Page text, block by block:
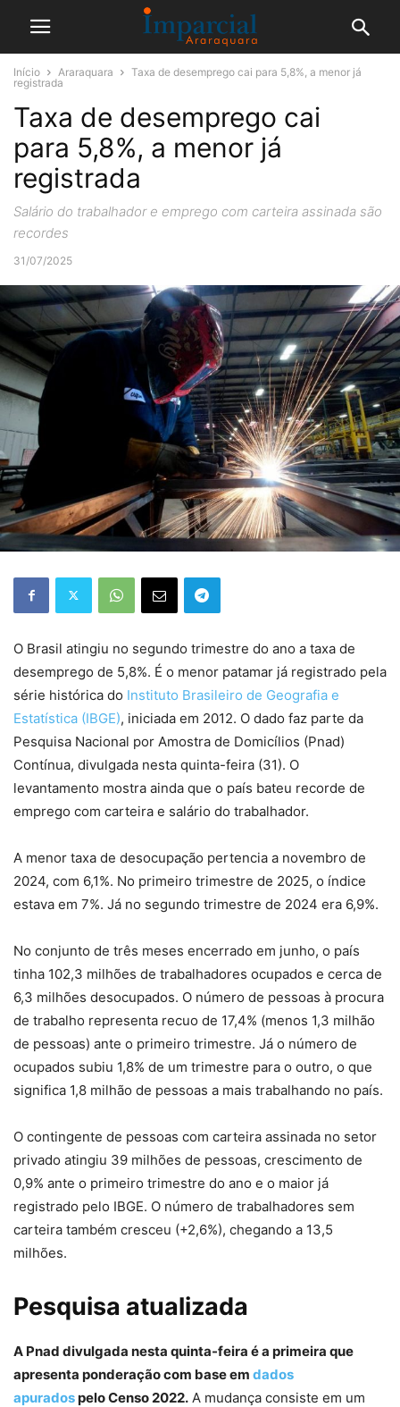
Início Araraquara
Taxa de desemprego cai para 5,8%, a menor já
registrada
Taxa de desemprego cai
para 5,8%, a menor já
registrada
Salário do trabalhador e emprego com carteira assinada são
recordes
31/07/2025
O Brasil atingiu no segundo trimestre do ano a taxa de
desemprego de 5,8%. É o menor patamar já registrado pela
série histórica do Instituto Brasileiro de Geografia e
Estatística (IBGE), iniciada em 2012. O dado faz parte da
Pesquisa Nacional por Amostra de Domicílios (Pnad)
Contínua, divulgada nesta quinta-feira (31). O
levantamento mostra ainda que o país bateu recorde de
emprego com carteira e salário do trabalhador.
A menor taxa de desocupação pertencia a novembro de
2024, com 6,1%. No primeiro trimestre de 2025, o índice
estava em 7%. Já no segundo trimestre de 2024 era 6,9%.
No conjunto de três meses encerrado em junho, o país
tinha 102,3 milhões de trabalhadores ocupados e cerca de
6,3 milhões desocupados. O número de pessoas à procura
de trabalho representa recuo de 17,4% (menos 1,3 milhão
de pessoas) ante o primeiro trimestre. Já o número de
ocupados subiu 1,8% de um trimestre para o outro, o que
significa 1,8 milhão de pessoas a mais trabalhando no país.
O contingente de pessoas com carteira assinada no setor
privado atingiu 39 milhões de pessoas, crescimento de
0,9% ante o primeiro trimestre do ano e o maior já
registrado pelo IBGE. O número de trabalhadores sem
carteira também cresceu (+2,6%), chegando a 13,5
milhões.
Pesquisa atualizada
A Pnad divulgada nesta quinta-feira é a primeira que
apresenta ponderação com base em dados
apuradospelo Censo 2022. A mudança consiste em um